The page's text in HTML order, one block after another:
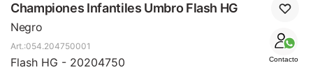
Championes Infantiles Umbro Flash HG
Negro
Contacto
054.204750001
Flash HG - 20204750